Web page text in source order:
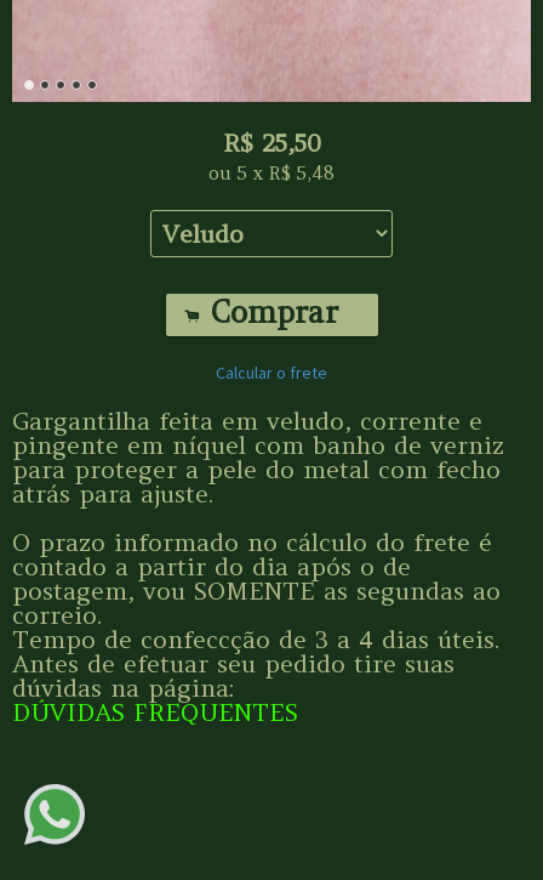
R$ 25,50
ou 5 x R$ 5,48
. Comprar
Calcular o frete
Gargantilha feita em veludo, corrente e
pingente em níquel com banho de verniz
para proteger a pele do metal com fecho
atrás para ajuste.
O prazo informado no cálculo do frete é
contado a partir do dia após o de
postagem, vou SOMENTE as segundas ao
correio.
Tempo de confeccção de 3 a 4 dias úteis.
Antes de efetuar seu pedido tire suas
dúvidas na página:
DÚVIDAS FREQUENTES